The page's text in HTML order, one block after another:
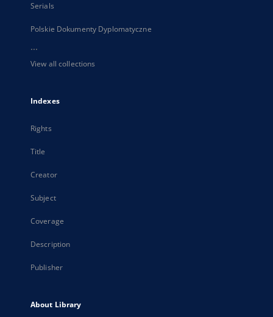
Serials
Polskie Dokumenty Dyplomatyczne
...
View all collections
Indexes
Rights
Title
Creator
Subject
Coverage
Description
Publisher
About Library